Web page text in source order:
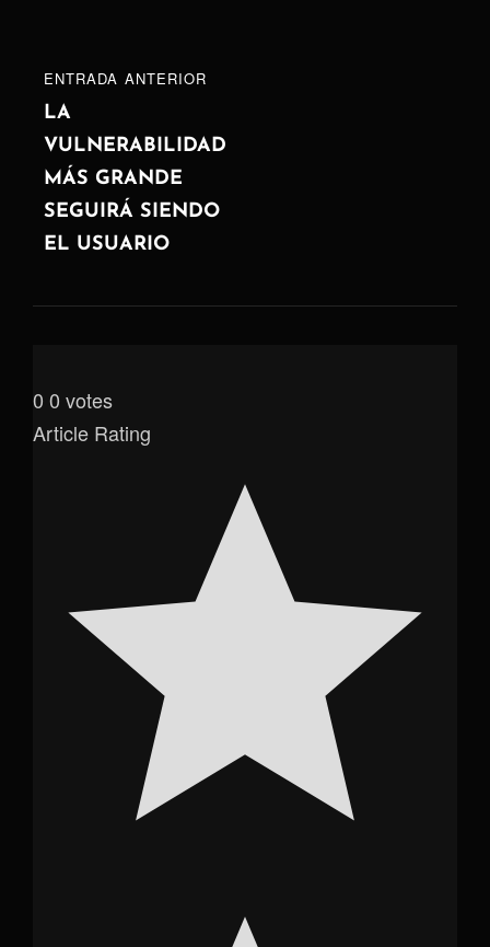
ENTRADA
ANTERIOR
ENTRADA ANTERIOR
LA
VULNERABILIDAD
MÁS GRANDE
SEGUIRÁ SIENDO
EL USUARIO
0 0 votes
Article Rating